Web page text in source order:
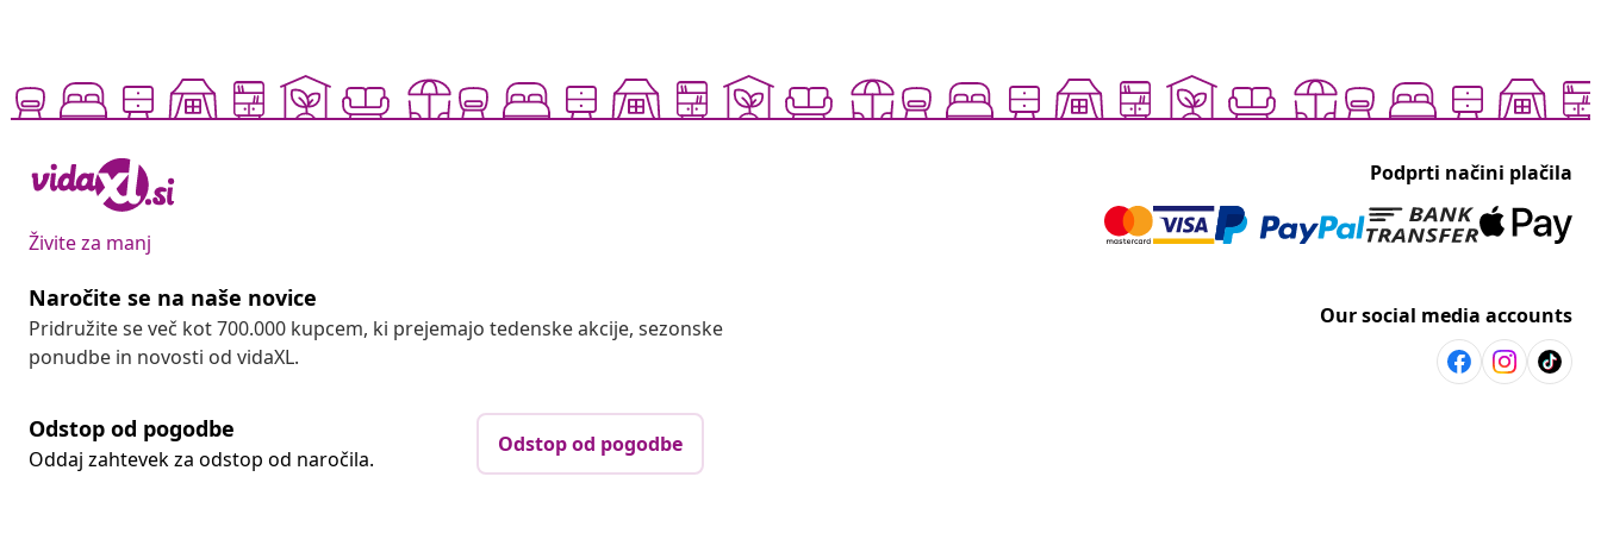
Živite za manj
Podprti načini plačila
Naročite se na naše novice
Pridružite se več kot 700.000 kupcem, ki prejemajo tedenske akcije, sezonske
ponudbe in novosti od vidaXL.
Our social media accounts
Odstop od pogodbe
Oddaj zahtevek za odstop od naročila.
Odstop od pogodbe